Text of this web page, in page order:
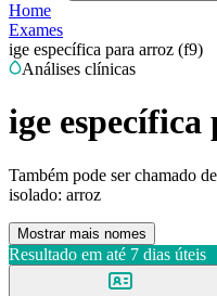
Home
Exames
ige específica para arroz (f9)
Análises clínicas
ige
Também pode ser chamado
isolado: arroz
Mostrar mais nomes
Resultado em até 7 dias úteis